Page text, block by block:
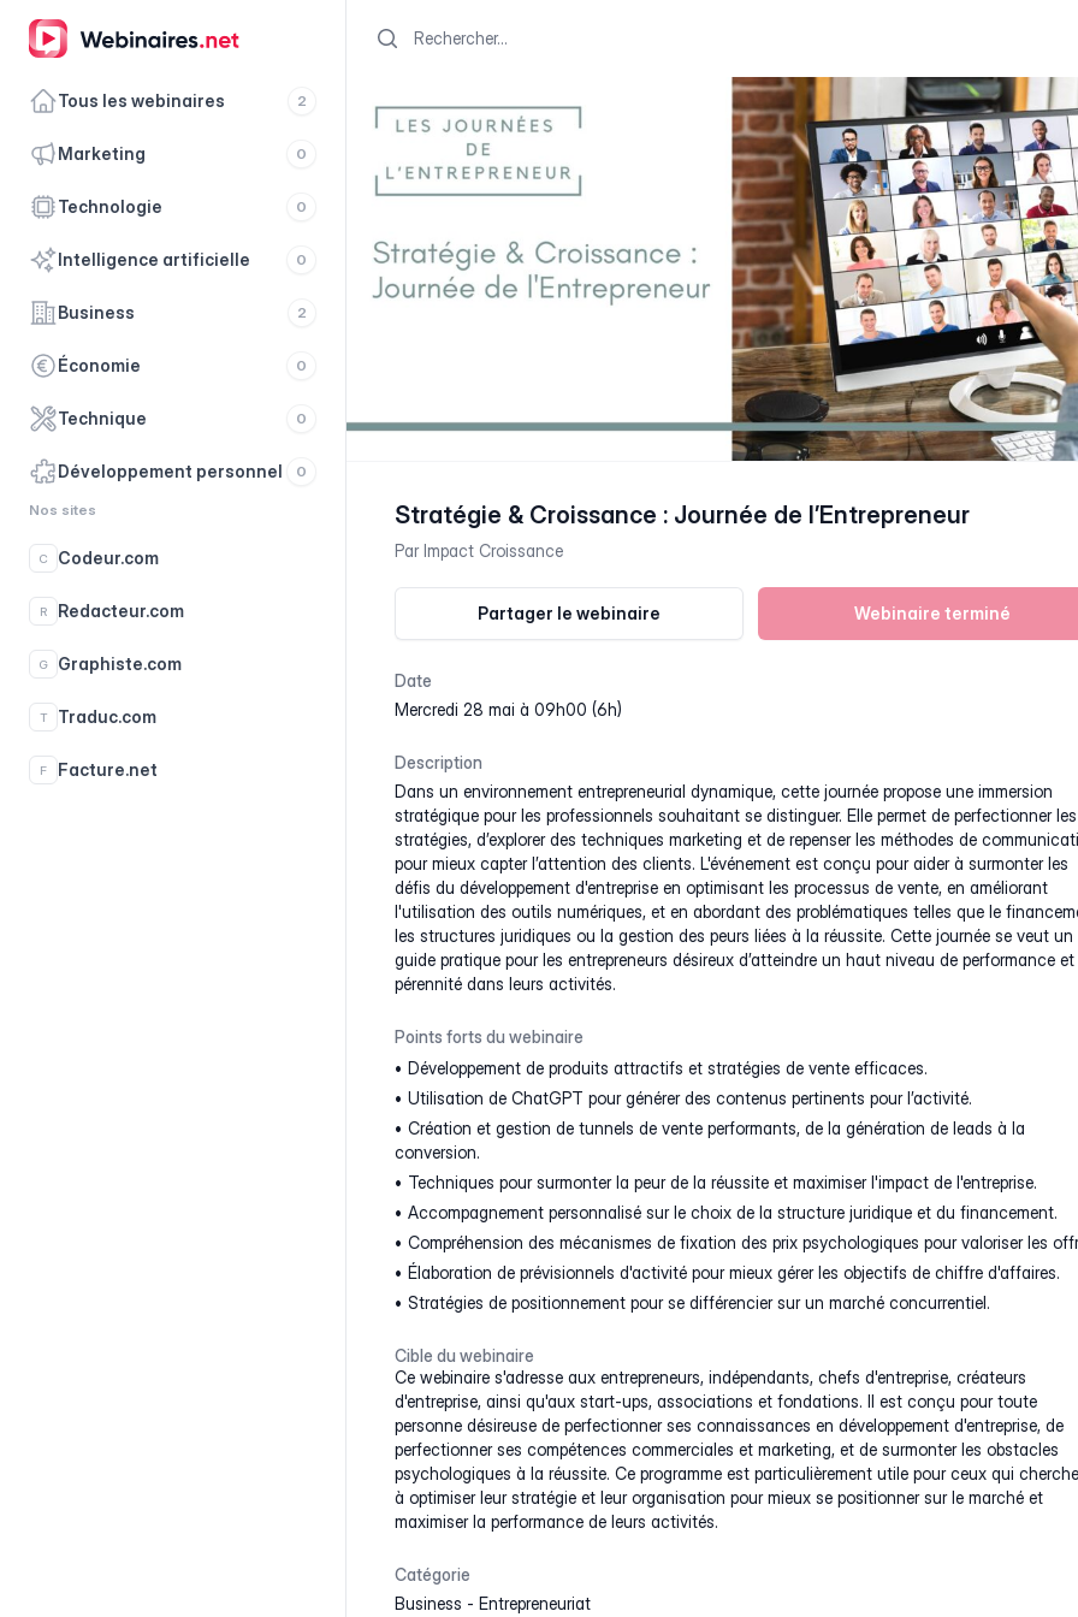
Tous les webinaires 2
marketing 0
technologie 0
intelligence artificielle 0
business 2
économie 0
technique 0
développement personnel 0
Nos sites
C Codeur.com
R Redacteur.com
G Graphiste.com
T Traduc.com
F Facture.net
Search
Stratégie & Croissance : Journée de l’Entrepreneur
ParImpact Croissance
Partager le webinaire Webinaire terminé
Date
mercredi 28 mai à 09h00 (6h)
Description
Dans un environnement entrepreneurial dynamique, cette journée propose une immersion
stratégique pour les professionnels souhaitant se distinguer. Elle permet de perfectionner les
stratégies, d’explorer des techniques marketing et de repenser les méthodes de
pour mieux capter l’attention des clients. L'événement est conçu pour aider à surmonter les
défis du développement d'entreprise en optimisant les processus de vente, en améliorant
l'utilisation des outils numériques, et en abordant des problématiques telles que le
les structures juridiques ou la gestion des peurs liées à la réussite. Cette journée se veut un
guide pratique pour les entrepreneurs désireux d’atteindre un haut niveau de performance et
pérennité dans leurs activités.
Points forts du webinaire
Développement de produits attractifs et stratégies de vente efficaces.
Utilisation de ChatGPT pour générer des contenus pertinents pour l’activité.
Création et gestion de tunnels de vente performants, de la génération de leads à la
conversion.
Techniques pour surmonter la peur de la réussite et maximiser l'impact de l'entreprise.
Accompagnement personnalisé sur le choix de la structure juridique et du financement.
Compréhension des mécanismes de fixation des prix psychologiques pour valoriser les
Élaboration de prévisionnels d'activité pour mieux gérer les objectifs de chiffre d'affaires.
Stratégies de positionnement pour se différencier sur un marché concurrentiel.
Cible du webinaire
Ce webinaire s'adresse aux entrepreneurs, indépendants, chefs d'entreprise, créateurs
d'entreprise, ainsi qu'aux start-ups, associations et fondations. Il est conçu pour toute
personne désireuse de perfectionner ses connaissances en développement d'entreprise, de
perfectionner ses compétences commerciales et marketing, et de surmonter les obstacles
psychologiques à la réussite. Ce programme est particulièrement utile pour ceux qui
à optimiser leur stratégie et leur organisation pour mieux se positionner sur le marché et
maximiser la performance de leurs activités.
Catégorie
Business - Entrepreneuriat